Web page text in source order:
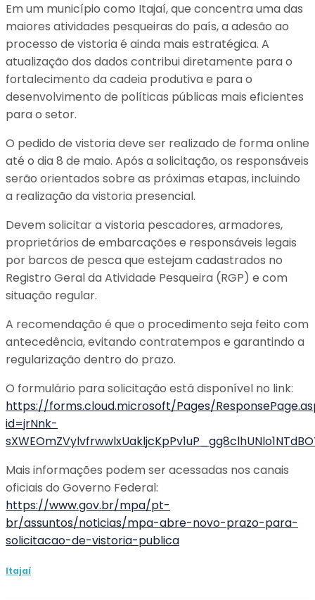
Em um município como Itajaí, que concentra uma das
maiores atividades pesqueiras do país, a adesão ao
processo de vistoria é ainda mais estratégica. A
atualização dos dados contribui diretamente para o
fortalecimento da cadeia produtiva e para o
desenvolvimento de políticas públicas mais eficientes
para o setor.
O pedido de vistoria deve ser realizado de forma online
até o dia 8 de maio. Após a solicitação, os responsáveis
serão orientados sobre as próximas etapas, incluindo
a realização da vistoria presencial.
Devem solicitar a vistoria pescadores, armadores,
proprietários de embarcações e responsáveis legais
por barcos de pesca que estejam cadastrados no
Registro Geral da Atividade Pesqueira (RGP) e com
situação regular.
A recomendação é que o procedimento seja feito com
antecedência, evitando contratempos e garantindo a
regularização dentro do prazo.
O formulário para solicitação está disponível no link:
https://forms.cloud.microsoft/Pages/
id=jrNnk-
Mais informações podem ser acessadas nos canais
oficiais do Governo Federal:
https://www.gov.br/mpa/pt-
br/assuntos/noticias/mpa-abre-novo-prazo-para-
solicitacao-de-vistoria-publica
Itajaí